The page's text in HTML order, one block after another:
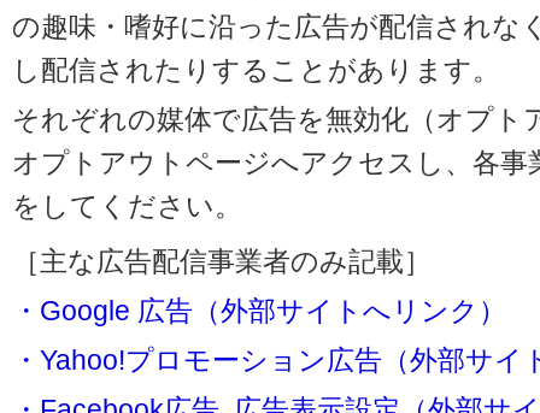
の趣味・嗜好に沿った広告が配信されな
し配信されたりすることがあります。
それぞれの媒体で広告を無効化（オプト
オプトアウトページへアクセスし、各
をしてください。
［主な広告配信事業者のみ記載］
・Google 広告（外部サイトへリンク）
・Yahoo!プロモーション広告（外部サイ